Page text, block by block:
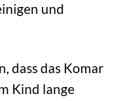
und
dass das Komar
Kind lange